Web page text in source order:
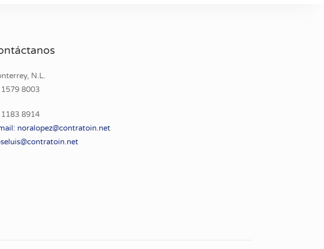
N.L.
8003
8914
noralopez@contratoin.net
contratoin.net